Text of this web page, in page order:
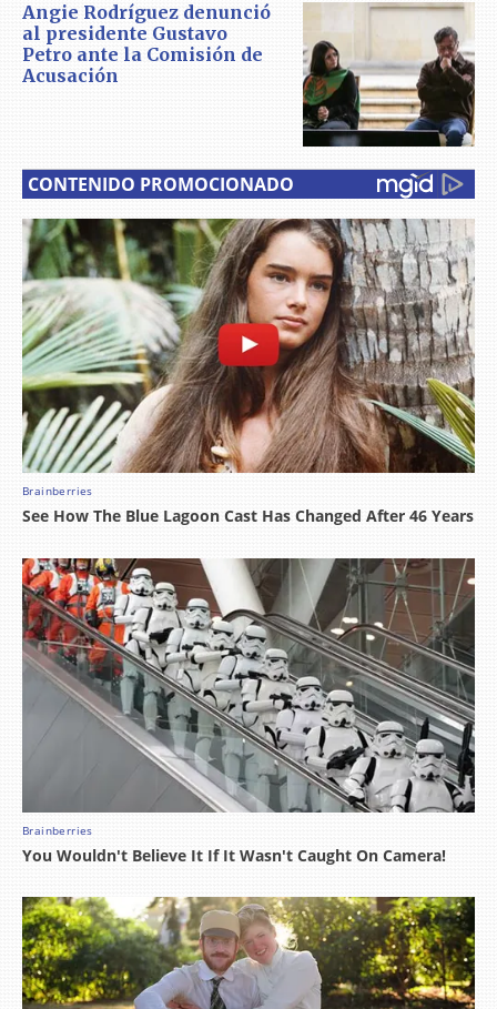
Angie Rodríguez denunció
al presidente Gustavo
Petro ante la Comisión de
Acusación